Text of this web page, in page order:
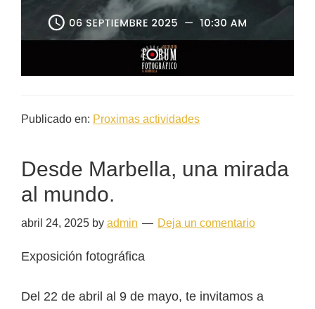
Publicado en: Proximas actividades
Desde Marbella, una mirada
al mundo.
abril 24, 2025 by admin Deja un comentario
Exposición fotográfica
Del 22 de abril al 9 de mayo, te invitamos a